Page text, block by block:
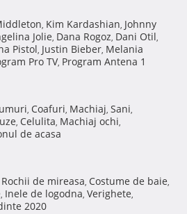
, Kim Kardashian, Johnny
Jolie, Dana Rogoz, Dani Otil,
Pistol, Justin Bieber, Melania
Pro TV, Program Antena 1
, Coafuri, Machiaj, Sani,
, Celulita, Machiaj ochi,
de acasa
Rochii de mireasa, Costume de baie,
, Inele de logodna, Verighete,
2020